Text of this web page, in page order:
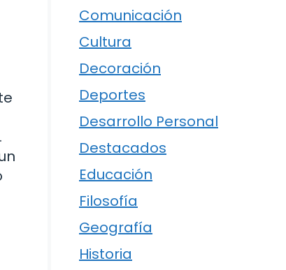
Comunicación
Cultura
Decoración
Deportes
Desarrollo Personal
Destacados
Educación
Filosofía
Geografía
Historia